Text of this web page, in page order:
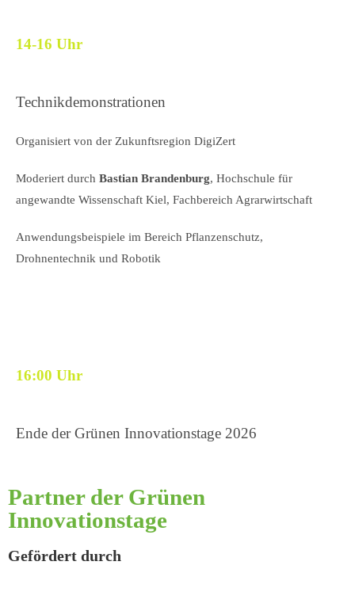
14-16 Uhr
Technikdemonstrationen
Organisiert von der Zukunftsregion DigiZert
Moderiert durch Bastian Brandenburg, Hochschule für
angewandte Wissenschaft Kiel, Fachbereich Agrarwirtschaft
Anwendungsbeispiele im Bereich Pflanzenschutz,
Drohnentechnik und Robotik
16:00 Uhr
Ende der Grünen Innovationstage 2026
Partner der Grünen
Innovationstage
Gefördert durch